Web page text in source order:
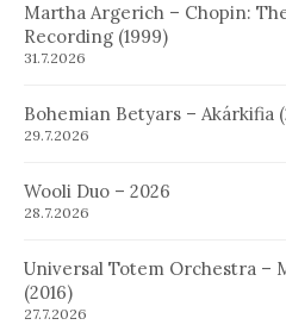
Martha Argerich – Chopin:
Recording (1999)
31.7.2026
Bohemian Betyars – Akárkifia
29.7.2026
Wooli Duo – 2026
28.7.2026
Universal Totem Orchestra –
(2016)
27.7.2026